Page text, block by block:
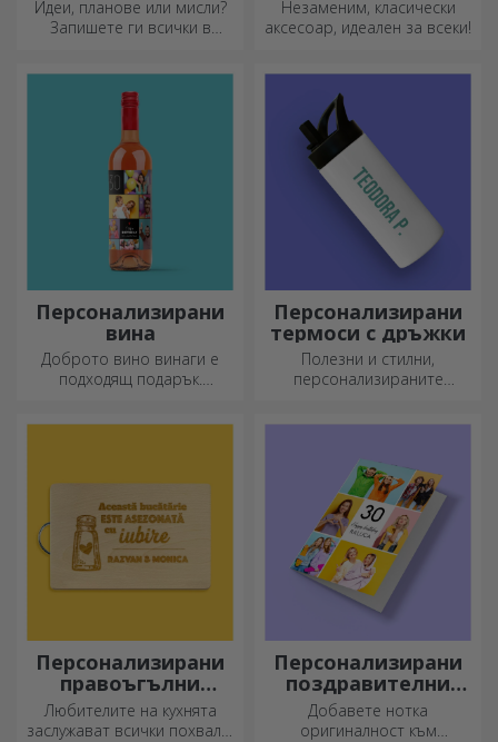
Идеи, планове или мисли?
Запишете ги всички в
спомени наблизо.
Незаменим, класически
аксесоар, идеален за всеки!
Персонализирани
вина
Доброто вино винаги е
подходящ подарък.
вино и го подарете с името
Персонализирани
термоси с дръжки
Полезни и стилни,
персонализираните
Персонализирани
правоъгълни
секачи с дръжки
Любителите на кухнята
заслужават всички похвали,
Персонализирани
поздравителни
картички и
картички
Добавете нотка
оригиналност към